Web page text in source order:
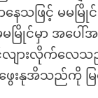
ေသဖြင့် မမမြို
မြိုင်မှာ အပေါ်အ
ားလိုက်လေသည်
ြူဖွေးနုအိသည်ကို